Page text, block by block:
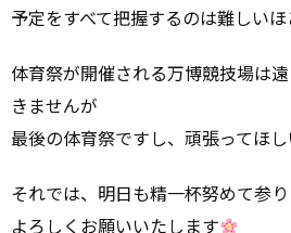
予定をすべて把握するのは難しいほ
体育祭が開催される万博競技場は
きませんが
最後の体育祭ですし、頑張ってほし
それでは、明日も精一杯努めて参
よろしくお願いいたします